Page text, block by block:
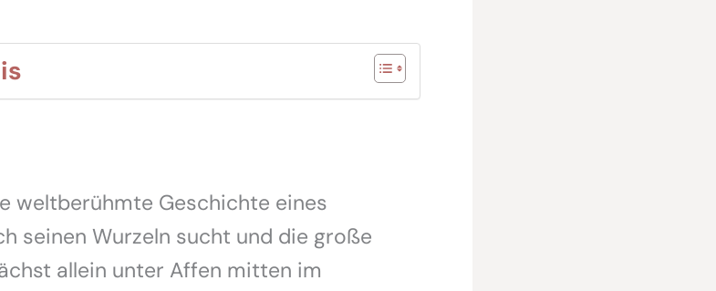
weltberühmte Geschichte eines
seinen Wurzeln sucht und die große
allein unter Affen mitten im